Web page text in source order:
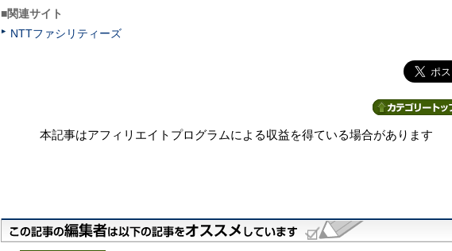
■関連サイト
NTTファシリティーズ
本記事はアフィリエイトプログラムによる収益を得ている場合があります